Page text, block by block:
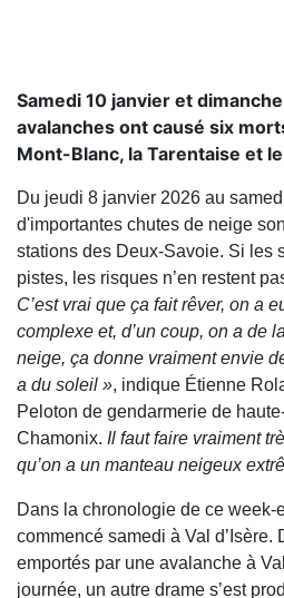
Samedi 10 janvier et
avalanches ont causé six
Mont-Blanc, la Tarentaise et
Du jeudi 8 janvier 2026 au
d'importantes chutes de neige
stations des Deux-Savoie. Si les
pistes, les risques n’en restent
C’est vrai que ça fait rêver, on a
complexe et, d’un coup, on a de
neige, ça donne vraiment envie
a du soleil », indique Étienne
Peloton de gendarmerie de
Chamonix. Il faut faire vraiment
qu’on a un manteau neigeux
Dans la chronologie de ce week-
commencé samedi à Val d’Isère.
emportés par une avalanche à
journée, un autre drame s’est